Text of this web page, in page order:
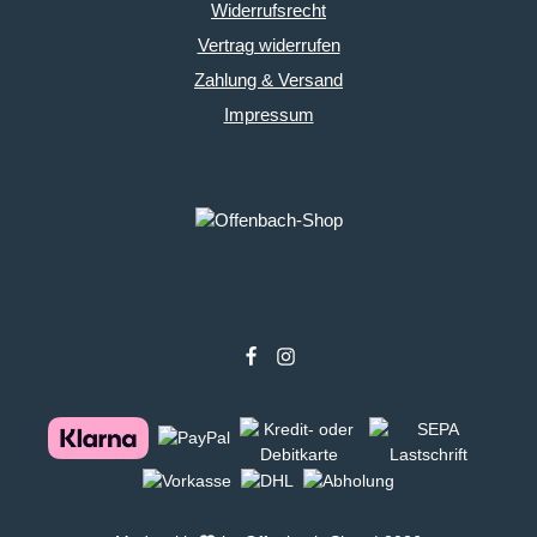
Widerrufsrecht
Vertrag widerrufen
Zahlung & Versand
Impressum